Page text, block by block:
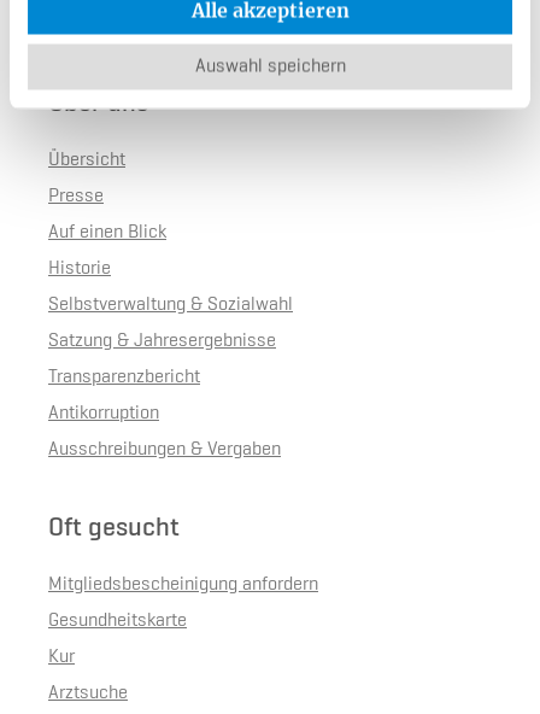
Alle akzeptieren
Auswahl speichern
Über uns
Übersicht
Presse
Auf einen Blick
Historie
Selbstverwaltung & Sozialwahl
Satzung & Jahresergebnisse
Transparenzbericht
Antikorruption
Ausschreibungen & Vergaben
Oft gesucht
Mitgliedsbescheinigung anfordern
Gesundheitskarte
Kur
Arztsuche